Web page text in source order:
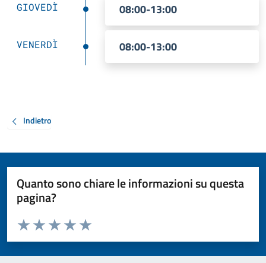
GIOVEDÌ 08:00-13:00
VENERDÌ 08:00-13:00
Indietro
Quanto sono chiare le informazioni su questa
pagina?
Valuta da 1 a 5 stelle la pagina
Valuta 5 stelle su 5
Valuta 4 stelle su 5
Valuta 3 stelle su 5
Valuta 2 stelle su 5
Valuta 1 stelle su 5